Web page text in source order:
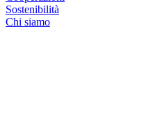
Sostenibilità
Chi siamo